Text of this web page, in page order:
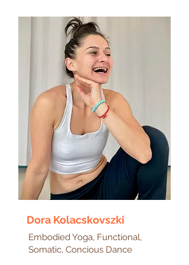
Dora Kolacskovszki
Embodied Yoga, Functional,
Somatic, Concious Dance